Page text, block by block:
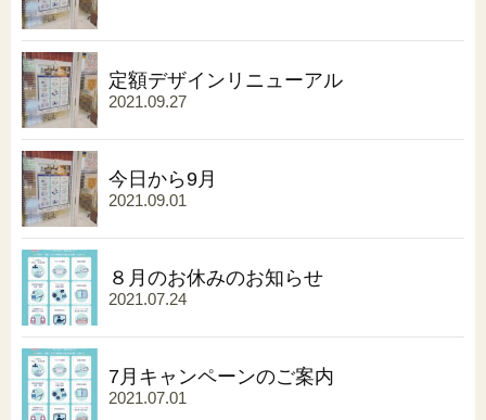
定額デザインリニューアル
2021.09.27
今日から9月
2021.09.01
８月のお休みのお知らせ
2021.07.24
7月キャンペーンのご案内
2021.07.01